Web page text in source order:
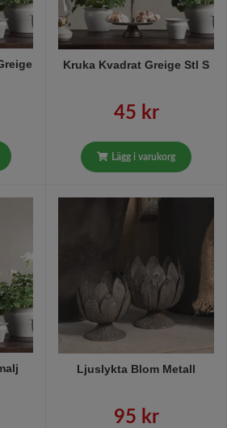
Kruka Kvadrat Greige Stl S
45 kr
Lägg i varukorg
Ljuslykta Blom Metall
95 kr